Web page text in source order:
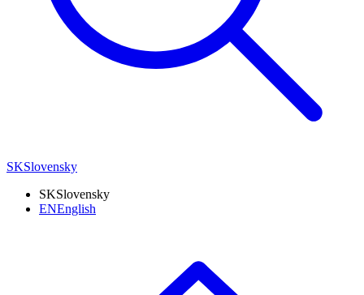
SKSlovensky
SKSlovensky
ENEnglish